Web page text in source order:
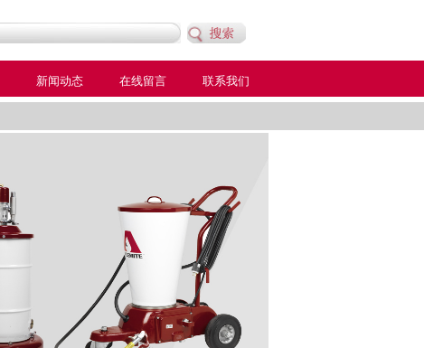
新闻动态 在线留言 联系我们